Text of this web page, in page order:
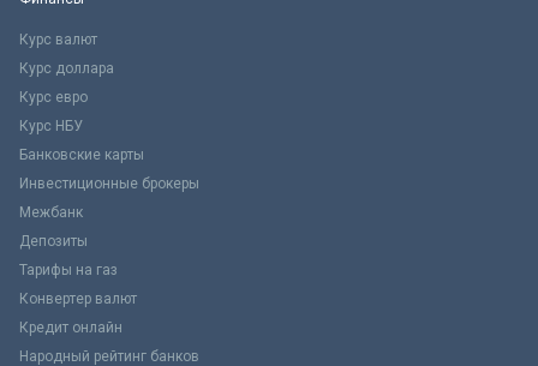
Курс валют
Курс доллара
Курс евро
Курс НБУ
Банковские карты
Инвестиционные брокеры
Межбанк
Депозиты
Тарифы на газ
Конвертер валют
Кредит онлайн
Народный рейтинг банков